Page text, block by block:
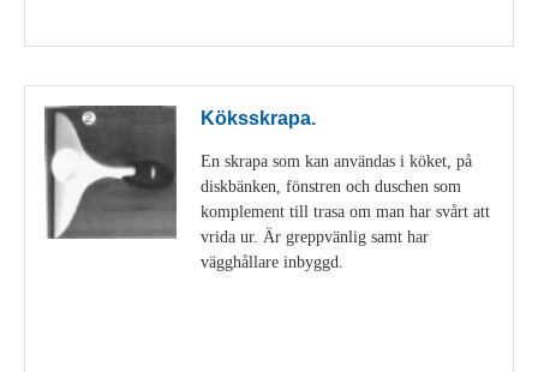
Köksskrapa.
En skrapa som kan användas i köket, på
diskbänken, fönstren och duschen som
komplement till trasa om man har svårt att
vrida ur. Är greppvänlig samt har
vägghållare inbyggd.